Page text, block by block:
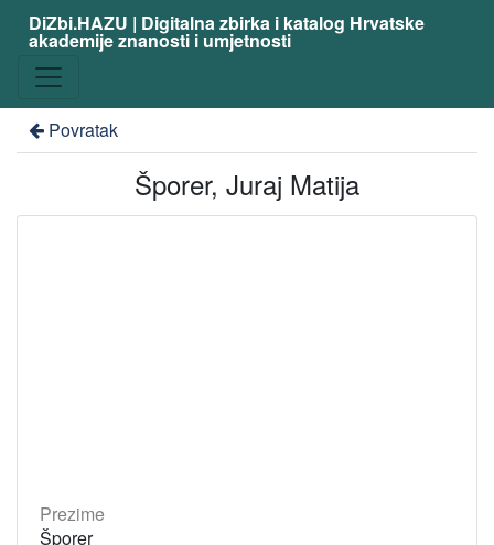
DiZbi.HAZU | Digitalna zbirka i katalog Hrvatske
akademije znanosti i umjetnosti
Povratak
Šporer, Juraj Matija
Prezime
Šporer